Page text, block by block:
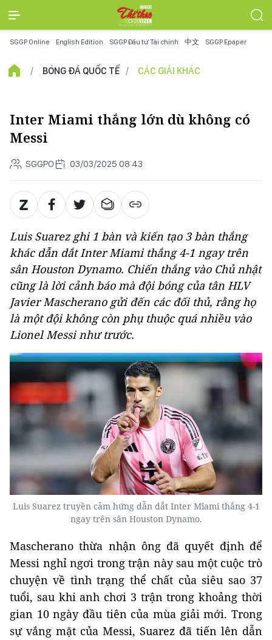
SGGP Online English Edition SGGP Đầu tư Tài chính 中文 SGGP Epaper
BÓNG ĐÁ QUỐC TẾ CÁC GIẢI KHÁC
Inter Miami thắng lớn dù không có
Messi
SGGPO 03/03/2025 08:43
Luis Suarez ghi 1 bàn và kiến tạo 3 bàn thắng
khác dẫn dắt Inter Miami thắng 4-1 ngay trên
sân Houston Dynamo. Chiến thắng vào Chủ nhật
cũng là lời cảnh báo mà đội bóng của tân HLV
Javier Mascherano gửi đến các đối thủ, rằng họ
là một đội không còn phụ thuộc quá nhiều vào
Lionel Messi như trước.
Luis Suarez truyền cảm hứng dẫn dắt Inter Miami thắng 4-1
ngay trên sân Houston Dynamo.
Mascherano thừa nhận ông đã quyết định để
Messi nghỉ ngơi trong trận này sau một cuộc trò
chuyện về tình trạng thể chất của siêu sao 37
tuổi, sau khi anh chơi 3 trận trong khoảng thời
gian 10 ngày đầu tiên của mùa giải mới. Trong
sự vắng mặt của Messi, Suarez đã tiến lên dẫn